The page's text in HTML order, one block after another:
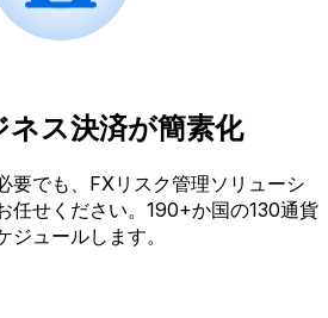
ス決済が簡素化
要でも、FXリスク管理ソリューシ
任せください。190+か国の130通貨
ュールします。